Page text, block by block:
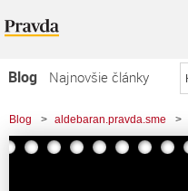
Blog
Najnovšie články
Najčítanejšie články
Najkomentovanejšie články
Blog > aldebaran.pravda.sme >